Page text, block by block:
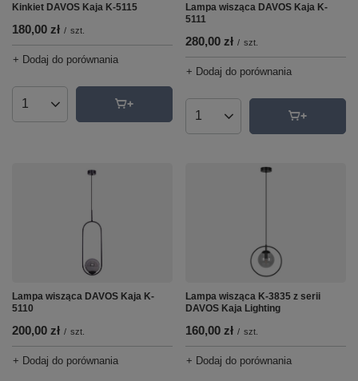
Kinkiet DAVOS Kaja K-5115
180,00 zł / szt.
+ Dodaj do porównania
Ilość produktów
Lampa wisząca DAVOS Kaja K-
5111
280,00 zł / szt.
+ Dodaj do porównania
Ilość produktów
Lampa wisząca DAVOS Kaja K-
5110
200,00 zł / szt.
+ Dodaj do porównania
Lampa wisząca K-3835 z serii
DAVOS Kaja Lighting
160,00 zł / szt.
+ Dodaj do porównania